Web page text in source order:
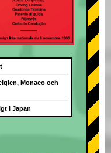
Monaco och
i Japan